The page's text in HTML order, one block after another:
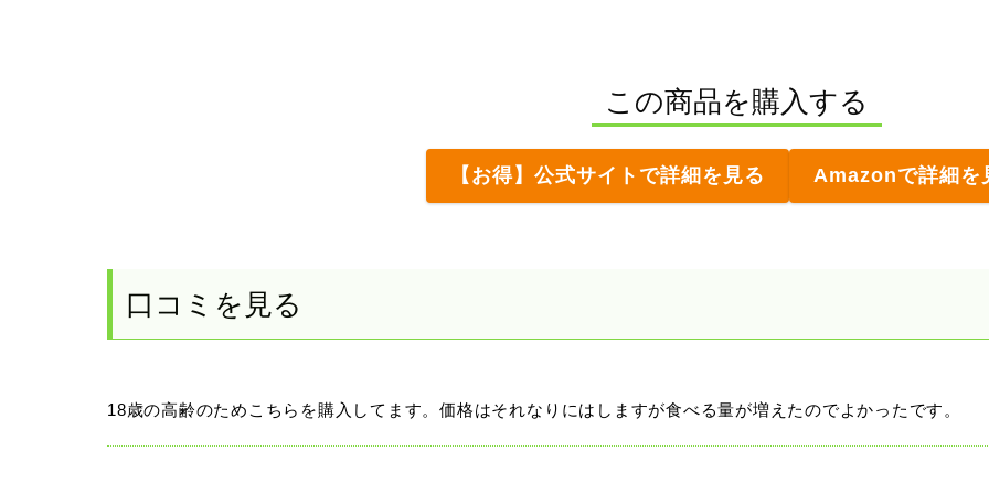
この商品を購入する
【お得】公式サイトで詳細を見る Amazonで詳細を
口コミを見る
18歳の高齢のためこちらを購入してます。価格はそれなりにはしますが食べる量が増えたのでよかったです。